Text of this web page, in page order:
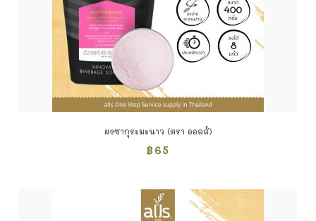
ผงซากุระมะนาว (ตรา ออลส์)
฿ 65